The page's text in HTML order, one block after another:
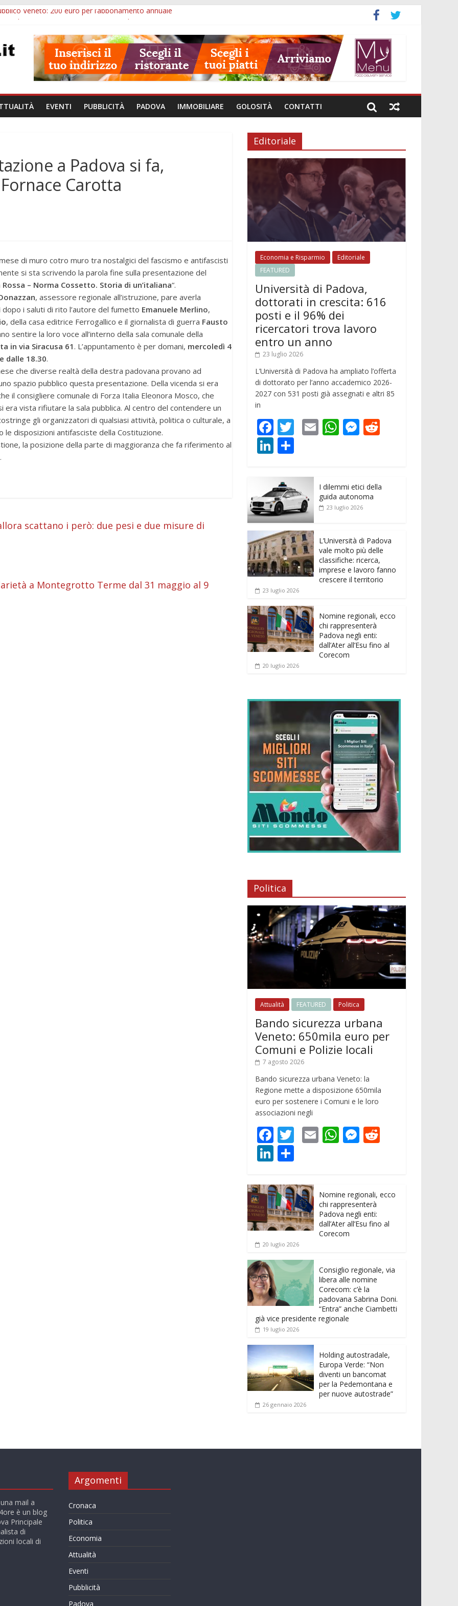
Veneto: 200 euro per l’abbonamento annuale
ore 23: maltrattamenti, arresto a Limena e progetto Cool Shop
Veneto: 650mila euro per Comuni e Polizie locali
Padova: più controlli su strade, stazioni e treni
EVENTI PUBBLICITÀ PADOVA IMMOBILIARE GOLOSITÀ CONTATTI
a Padova si fa,
Carotta
di muro cotro muro tra nostalgici del fascismo e antifascisti
si sta scrivendo la parola fine sulla presentazione del
Rossa – Norma Cossetto. Storia di un’italiana“.
, assessore regionale all’istruzione, pare averla
i saluti di rito l’autore del fumetto Emanuele Merlino,
, della casa editrice Ferrogallico e il giornalista di guerra Fausto
sentire la loro voce all’interno della sala comunale della
in via Siracusa 61. L’appuntamento è per domani, mercoledì 4
dalle 18.30.
che diverse realtà della destra padovana provano ad
spazio pubblico questa presentazione. Della vicenda si era
il consigliere comunale di Forza Italia Eleonora Mosco, che
era vista rifiutare la sala pubblica. Al centro del contendere un
gli organizzatori di qualsiasi attività, politica o culturale, a
le disposizioni antifasciste della Costituzione.
la posizione della parte di maggioranza che fa riferimento al
scattano i però: due pesi e due misure di
a Montegrotto Terme dal 31 maggio al 9
Editoriale
Economia e Risparmio
Editoriale
FEATURED
Università di Padova,
dottorati in crescita: 616
posti e il 96% dei
ricercatori trova lavoro
entro un anno
23 luglio 2026
L’Università di Padova ha ampliato l’offerta
di dottorato per l’anno accademico 2026-
2027 con 531 posti già assegnati e altri 85
in
F
ac
e
b
o
o
k
T
er
E W
A
p
M
n
g
t
Li
k
e
dI
n
n
di
vi
di
I dilemmi etici della
guida autonoma
23 luglio 2026
L’Università di Padova
vale molto più delle
classifiche: ricerca,
imprese e lavoro fanno
crescere il territorio
23 luglio 2026
Nomine regionali, ecco
chi rappresenterà
Padova negli enti:
dall’Ater all’Esu fino al
Corecom
20 luglio 2026
Politica
Attualità FEATURED Politica
Bando sicurezza urbana
Veneto: 650mila euro per
Comuni e Polizie locali
7 agosto 2026
Bando sicurezza urbana Veneto: la
Regione mette a disposizione 650mila
euro per sostenere i Comuni e le loro
associazioni negli
F
ac
e
b
o
o
k
T
er
E W
A
p
p
M
n
g
er
t
Li
k
e
dI
n
n
di
vi
di
Nomine regionali, ecco
chi rappresenterà
Padova negli enti:
dall’Ater all’Esu fino al
Corecom
20 luglio 2026
Consiglio regionale, via
libera alle nomine
Corecom: c’è la
padovana Sabrina Doni.
“Entra” anche Ciambetti
già vice presidente regionale
19 luglio 2026
Holding autostradale,
Europa Verde: “Non
diventi un bancomat
per la Pedemontana e
per nuove autostrade”
26 gennaio 2026
mail a
è un blog
Principale
di
locali di
Argomenti
Cronaca
Politica
Economia
Attualità
Eventi
Pubblicità
Padova